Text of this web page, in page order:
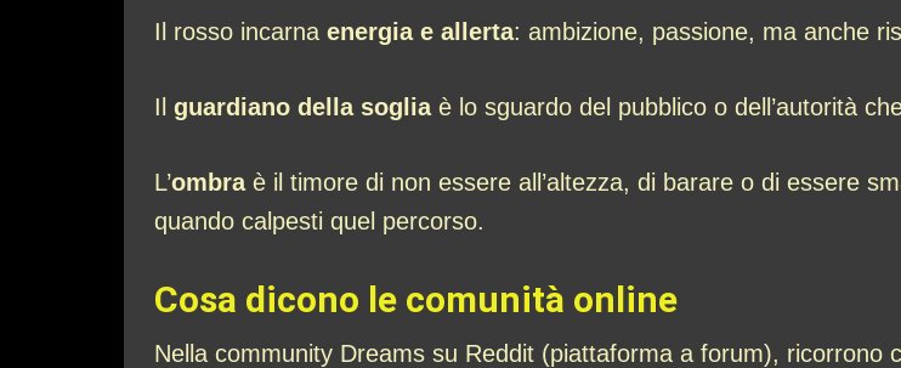
Il rosso incarna energia e allerta: ambizione, passione, ma anche
Il guardiano della sogliaè lo sguardo del pubblico o dell’autorità
L’ombraè il timore di non essere all’altezza, di barare o di essere
quando calpesti quel percorso.
Cosa dicono le comunità online
Nella community Dreams su Reddit (piattaforma a forum),